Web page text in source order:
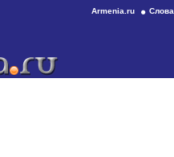
Armenia.ru